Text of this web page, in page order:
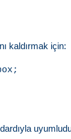
kaldırmak için: